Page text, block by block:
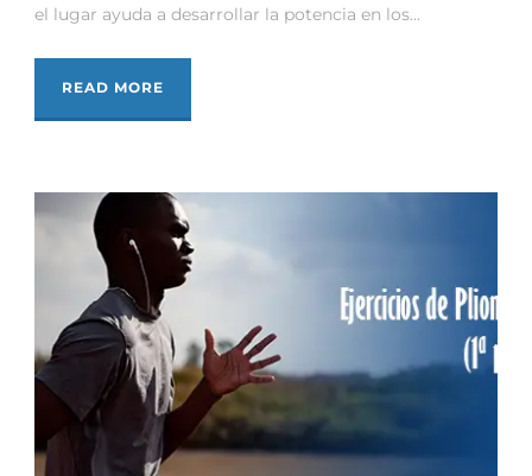
el lugar ayuda a desarrollar la potencia en los...
READ MORE